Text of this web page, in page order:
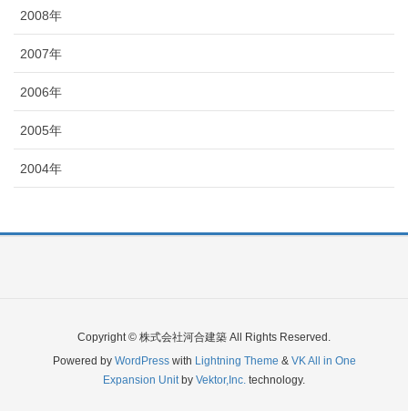
2008年
2007年
2006年
2005年
2004年
Copyright © 株式会社河合建築 All Rights Reserved.
Powered by WordPresswith Lightning Theme & VK All in One
Expansion Unitby Vektor,Inc. technology.